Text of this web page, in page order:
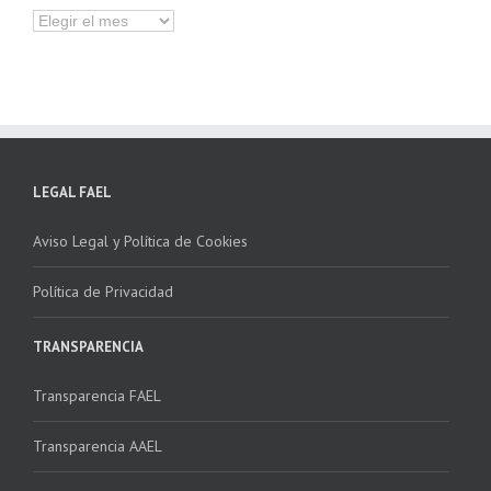
Hemeroteca
LEGAL FAEL
Aviso Legal y Política de Cookies
Política de Privacidad
TRANSPARENCIA
Transparencia FAEL
Transparencia AAEL